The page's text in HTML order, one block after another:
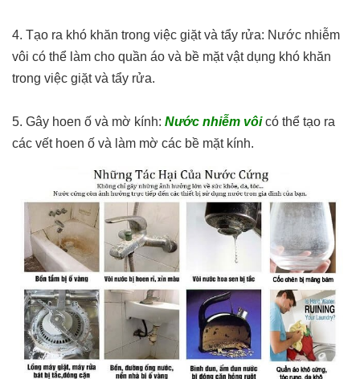
4. Tạo ra khó khăn trong việc giặt và tẩy rửa: Nước nhiễm
vôi có thể làm cho quần áo và bề mặt vật dụng khó khăn
trong việc giặt và tẩy rửa.
5. Gây hoen ố và mờ kính: Nước nhiễm vôicó thể tạo ra
các vết hoen ố và làm mờ các bề mặt kính.